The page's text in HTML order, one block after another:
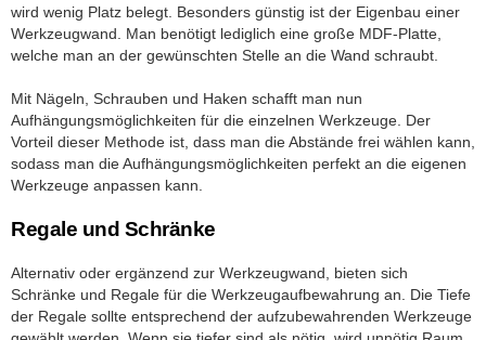
wird wenig Platz belegt. Besonders günstig ist der Eigenbau einer
Werkzeugwand. Man benötigt lediglich eine große MDF-Platte,
welche man an der gewünschten Stelle an die Wand schraubt.
Mit Nägeln, Schrauben und Haken schafft man nun
Aufhängungsmöglichkeiten für die einzelnen Werkzeuge. Der
Vorteil dieser Methode ist, dass man die Abstände frei wählen kann,
sodass man die Aufhängungsmöglichkeiten perfekt an die eigenen
Werkzeuge anpassen kann.
Regale und Schränke
Alternativ oder ergänzend zur Werkzeugwand, bieten sich
Schränke und Regale für die Werkzeugaufbewahrung an. Die Tiefe
der Regale sollte entsprechend der aufzubewahrenden Werkzeuge